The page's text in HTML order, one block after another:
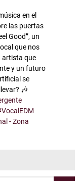
en el
las puertas
Good”, un
que nos
artista que
y un futuro
se
🎶
- Zona